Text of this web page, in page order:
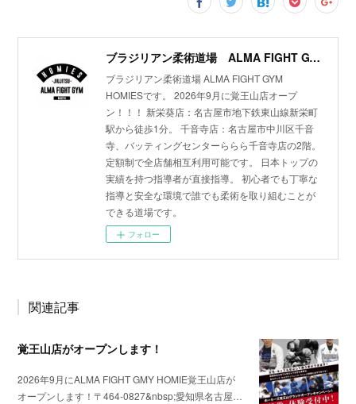
ブラジリアン柔術道場 ALMA FIGHT GYM HOMIES(ホーミーズ)
ブラジリアン柔術道場 ALMA FIGHT GYM
HOMIESです。 2026年9月に覚王山店オープ
ン！！！ 新栄葵店：名古屋市地下鉄東山線新栄町
駅から徒歩1分。 千音寺店：名古屋市中川区千音
寺、バッティングセンターららら千音寺店の2階。
定額制で全店舗相互利用可能です。 日本トップの
実績を持つ指導者が直接指導。 初心者でも丁寧な
指導と安全な環境で誰でも柔術を取り組むことが
できる道場です。
フォロー
関連記事
覚王山店がオープンします！
2026年9月にALMA FIGHT GMY HOMIE覚王山店が
オープンします！〒464-0827&nbsp;愛知県名古屋…